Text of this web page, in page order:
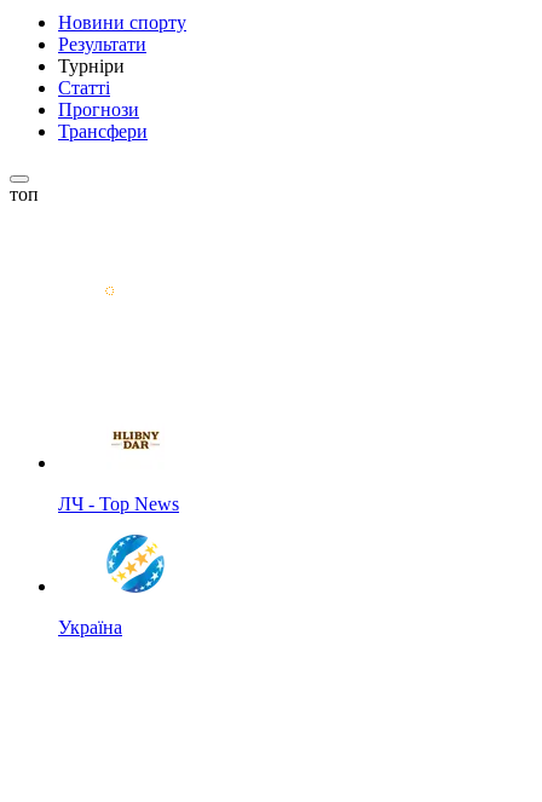
Новини спорту
Результати
Турніри
Статті
Прогнози
Трансфери
топ
ЛЧ - Top News
Україна